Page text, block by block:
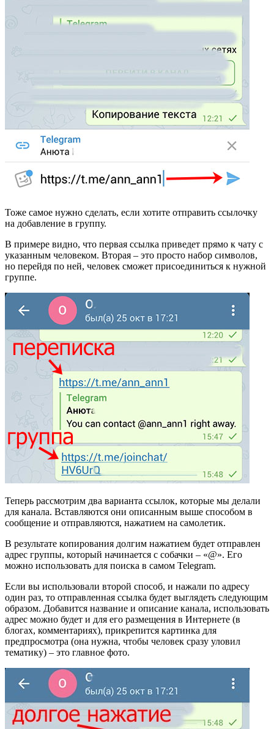
Тоже самое нужно сделать, если хотите отправить ссылочку
на добавление в группу.
В примере видно, что первая ссылка приведет прямо к чату с
указанным человеком. Вторая – это просто набор символов,
но перейдя по ней, человек сможет присоединиться к нужной
группе.
Теперь рассмотрим два варианта ссылок, которые мы делали
для канала. Вставляются они описанным выше способом в
сообщение и отправляются, нажатием на самолетик.
В результате копирования долгим нажатием будет отправлен
адрес группы, который начинается с собачки – «@». Его
можно использовать для поиска в самом Telegram.
Если вы использовали второй способ, и нажали по адресу
один раз, то отправленная ссылка будет выглядеть следующим
образом. Добавится название и описание канала, использовать
адрес можно будет и для его размещения в Интернете (в
блогах, комментариях), прикрепится картинка для
предпросмотра (она нужна, чтобы человек сразу уловил
тематику) – это главное фото.